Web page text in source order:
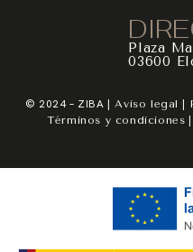
Plaza
03600
© 2024 – ZIBA | Aviso legal |
Términos y condiciones